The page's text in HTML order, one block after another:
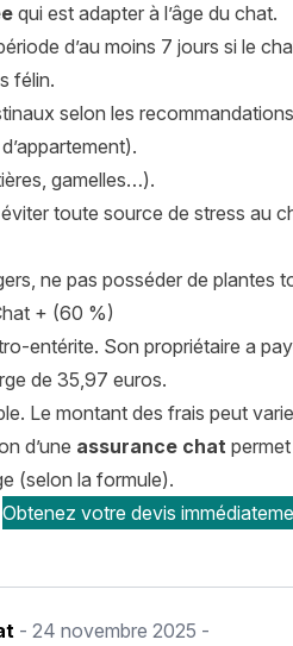
qui est adapter à l’âge du chat.
d’au moins 7 jours si le
félin.
selon les
gamelles…).
toute source de stress au
ne pas posséder de plantes
+ (60 %)
entérite. Son propriétaire a
de 35,97 euros.
Le montant des frais peut
d’une assurance chat
(selon la formule).
Obtenez votre devis
- 24 novembre 2025 -